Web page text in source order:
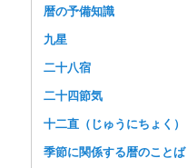
暦の予備知識
九星
二十八宿
二十四節気
十二直（じゅうにちょく）
季節に関係する暦のことば